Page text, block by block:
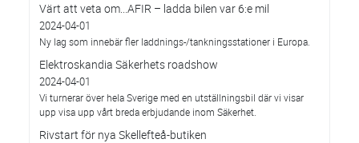
Värt att veta om...AFIR – ladda bilen var 6:e mil
2024-04-01
Ny lag som innebär fler laddnings-/tankningsstationer i Europa.
Elektroskandia Säkerhets roadshow
2024-04-01
Vi turnerar över hela Sverige med en utställningsbil där vi visar
upp visa upp vårt breda erbjudande inom Säkerhet.
Rivstart för nya Skellefteå-butiken